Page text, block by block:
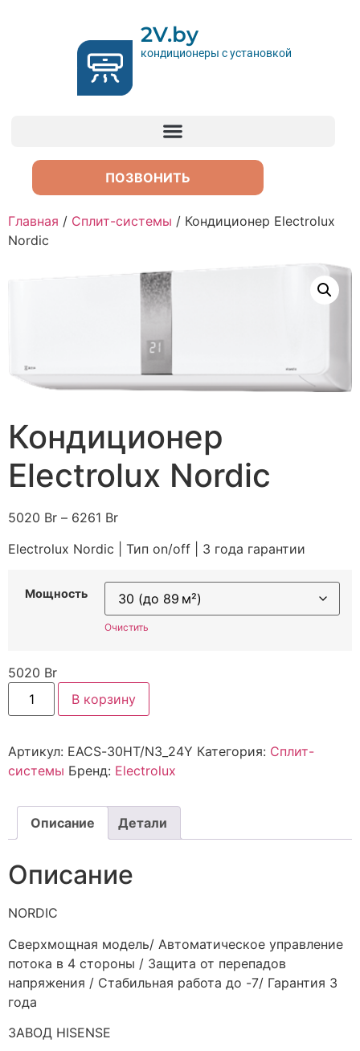
2V.by
кондиционеры с установкой
ПОЗВОНИТЬ
Главная / Сплит-системы / Кондиционер Electrolux
Nordic
Кондиционер
Electrolux Nordic
5020 Br – 6261 Br
Electrolux Nordic | Тип on/off | 3 года гарантии
Мощность
Очистить
5020 Br
В корзину
Артикул: EACS-30HT/N3_24Y Категория: Сплит-
системы Бренд: Electrolux
Описание Детали
Описание
NORDIC
Сверхмощная модель/ Автоматическое управление
потока в 4 стороны / Защита от перепадов
напряжения / Стабильная работа до -7/ Гарантия 3
года
ЗАВОД HISENSE